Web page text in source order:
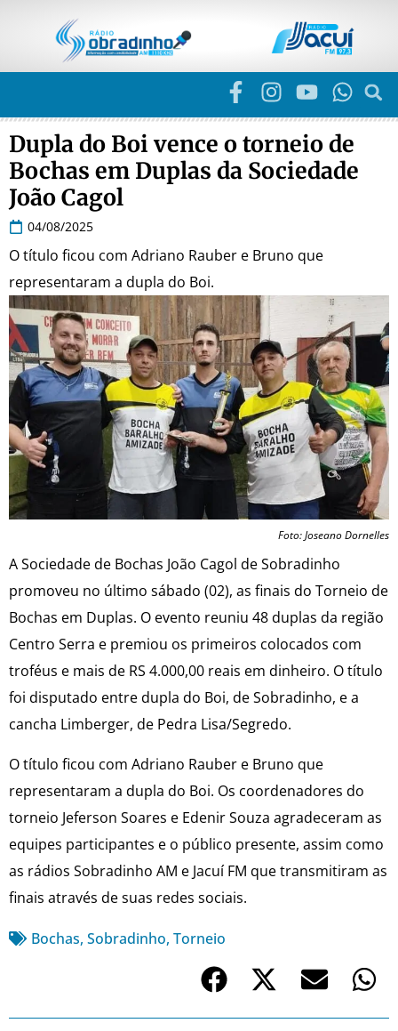
Dupla do Boi vence o torneio de
Bochas em Duplas da Sociedade
João Cagol
04/08/2025
O título ficou com Adriano Rauber e Bruno que
representaram a dupla do Boi.
Foto: Joseano Dornelles
A Sociedade de Bochas João Cagol de Sobradinho
promoveu no último sábado (02), as finais do Torneio de
Bochas em Duplas. O evento reuniu 48 duplas da região
Centro Serra e premiou os primeiros colocados com
troféus e mais de RS 4.000,00 reais em dinheiro. O título
foi disputado entre dupla do Boi, de Sobradinho, e a
cancha Limberger, de Pedra Lisa/Segredo.
O título ficou com Adriano Rauber e Bruno que
representaram a dupla do Boi. Os coordenadores do
torneio Jeferson Soares e Edenir Souza agradeceram as
equipes participantes e o público presente, assim como
as rádios Sobradinho AM e Jacuí FM que transmitiram as
finais através de suas redes sociais.
Bochas, Sobradinho, Torneio